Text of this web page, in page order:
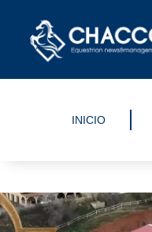
contenido
INICIO